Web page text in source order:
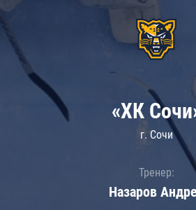
«ХК
г. Сочи
Тренер:
Назаров